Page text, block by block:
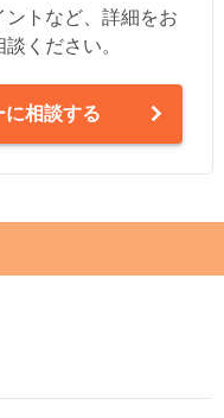
ントなど、詳細をお
ください。
に相談する